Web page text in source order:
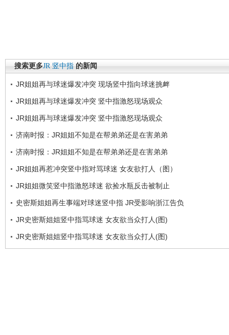
搜索更多JR 竖中指 的新闻
JR姐姐再与球迷爆发冲突 现场竖中指向球迷挑衅
JR姐姐再与球迷爆发冲突 竖中指激怒现场观众
JR姐姐再与球迷爆发冲突 竖中指激怒现场观众
济南时报：JR姐姐不知是在帮弟弟还是在害弟弟
济南时报：JR姐姐不知是在帮弟弟还是在害弟弟
JR姐姐再惹冲突竖中指对骂球迷 女友欲打人（图）
JR姐姐微笑竖中指激怒球迷 欲捡水瓶反击被制止
史密斯姐姐再生事端对球迷竖中指 JR受影响浙江告负
JR史密斯姐姐竖中指骂球迷 女友欲当众打人(图)
JR史密斯姐姐竖中指骂球迷 女友欲当众打人(图)